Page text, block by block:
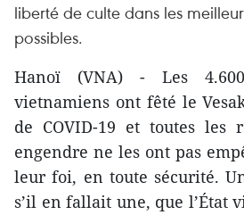
liberté de culte dans les
possibles.
Hanoï (VNA) - Les
vietnamiens ont fêté le
de COVID-19 et toutes les
engendre ne les ont pas
leur foi, en toute sécurité.
s’il en fallait une, que l’État